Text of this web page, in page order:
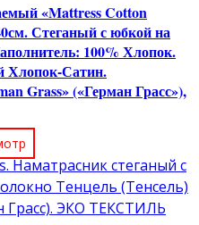
«Mattress Cotton
Стеганый с юбкой на
100% Хлопок.
Хлопок-Сатин.
Grass» («Герман Грасс»),